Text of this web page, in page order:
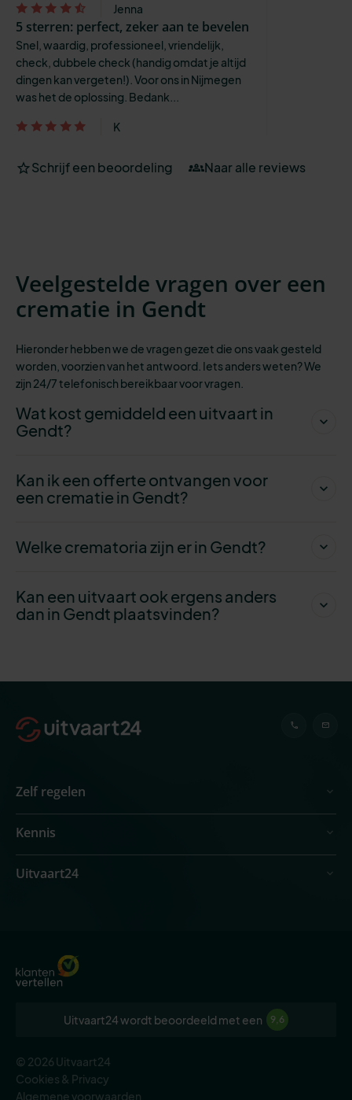
Jenna
5 sterren: perfect, zeker aan te bevelen
Snel, waardig, professioneel, vriendelijk,
check, dubbele check (handig omdat je altijd
dingen kan vergeten!). Voor ons in Nijmegen
was het de oplossing. Bedank...
K
Schrijf een beoordeling Naar alle reviews
Veelgestelde vragen over een
crematie in Gendt
Hieronder hebben we de vragen gezet die ons vaak gesteld
worden, voorzien van het antwoord. Iets anders weten? We
zijn 24/7 telefonisch bereikbaarvoor vragen.
Wat kost gemiddeld een uitvaart in
Gendt?
Kan ik een offerte ontvangen voor
een crematie in Gendt?
Welke crematoria zijn er in Gendt?
Kan een uitvaart ook ergens anders
dan in Gendt plaatsvinden?
Zelf regelen
Kennis
Uitvaart24
Uitvaart24 wordt beoordeeld met een 9,6
© 2026 Uitvaart24
Cookies & Privacy
Algemene voorwaarden